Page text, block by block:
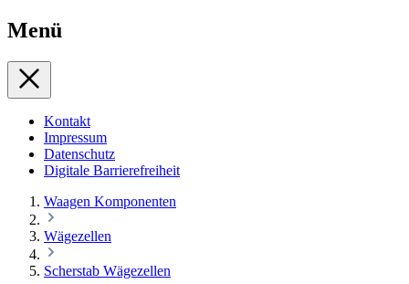
Menü
Kontakt
Impressum
Datenschutz
Digitale Barrierefreiheit
Waagen Komponenten
Wägezellen
Scherstab Wägezellen